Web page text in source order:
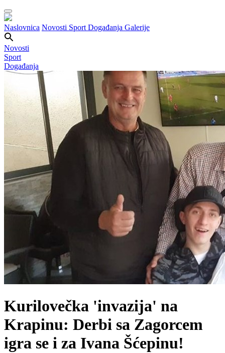
Naslovnica Novosti Sport Događanja Galerije
Novosti
Sport
Događanja
Kurilovečka 'invazija' na
Krapinu: Derbi sa Zagorcem
igra se i za Ivana Šćepinu!